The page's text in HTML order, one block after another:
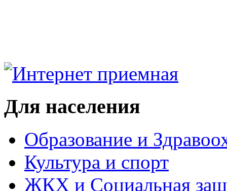
Для населения
Образование и
Культура и спорт
ЖКХ и Социальная